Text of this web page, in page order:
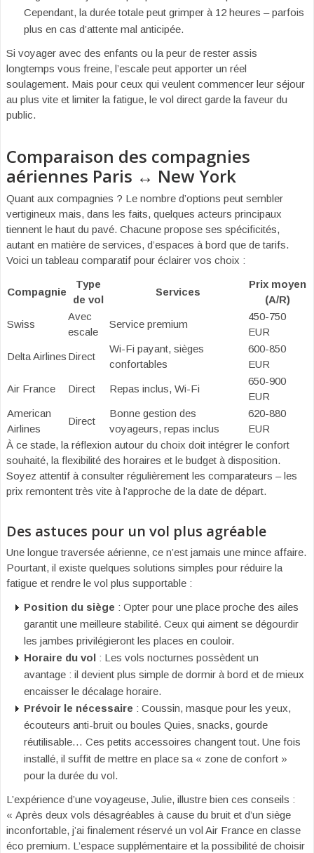
Cependant, la durée totale peut grimper à 12 heures – parfois
plus en cas d’attente mal anticipée.
Si voyager avec des enfants ou la peur de rester assis
longtemps vous freine, l’escale peut apporter un réel
soulagement. Mais pour ceux qui veulent commencer leur séjour
au plus vite et limiter la fatigue, le vol direct garde la faveur du
public.
Comparaison des compagnies
aériennes Paris ↔ New York
Quant aux compagnies ? Le nombre d’options peut sembler
vertigineux mais, dans les faits, quelques acteurs principaux
tiennent le haut du pavé. Chacune propose ses spécificités,
autant en matière de services, d’espaces à bord que de tarifs.
Voici un tableau comparatif pour éclairer vos choix :
Compagnie
Type
de vol
Services
Prix moyen
(A/R)
Swiss
Avec
escale
Service premium
450-750
EUR
Delta Airlines Direct
Wi-Fi payant, sièges
confortables
600-850
EUR
Air France Direct Repas inclus, Wi-Fi
650-900
EUR
American
Airlines
Direct
Bonne gestion des
voyageurs, repas inclus
620-880
EUR
À ce stade, la réflexion autour du choix doit intégrer le confort
souhaité, la flexibilité des horaires et le budget à disposition.
Soyez attentif à consulter régulièrement les comparateurs – les
prix remontent très vite à l’approche de la date de départ.
Des astuces pour un vol plus agréable
Une longue traversée aérienne, ce n’est jamais une mince affaire.
Pourtant, il existe quelques solutions simples pour réduire la
fatigue et rendre le vol plus supportable :
Position du siège : Opter pour une place proche des ailes
garantit une meilleure stabilité. Ceux qui aiment se dégourdir
les jambes privilégieront les places en couloir.
Horaire du vol : Les vols nocturnes possèdent un
avantage : il devient plus simple de dormir à bord et de mieux
encaisser le décalage horaire.
Prévoir le nécessaire : Coussin, masque pour les yeux,
écouteurs anti-bruit ou boules Quies, snacks, gourde
réutilisable… Ces petits accessoires changent tout. Une fois
installé, il suffit de mettre en place sa « zone de confort »
pour la durée du vol.
L’expérience d’une voyageuse, Julie, illustre bien ces conseils :
« Après deux vols désagréables à cause du bruit et d’un siège
inconfortable, j’ai finalement réservé un vol Air France en classe
éco premium. L’espace supplémentaire et la possibilité de choisir